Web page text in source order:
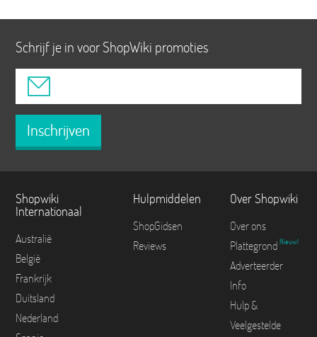
Schrijf je in voor ShopWiki promoties
Inschrijven
Shopwiki
Internationaal
Australië
België
Frankrijk
Duitsland
Nederland
Hulpmiddelen
ShopGidsen
Reviews
Over Shopwiki
Over ons
Plattegrond Nieuw!
Adverteerder
Info
Hulp &
Veelgestelde